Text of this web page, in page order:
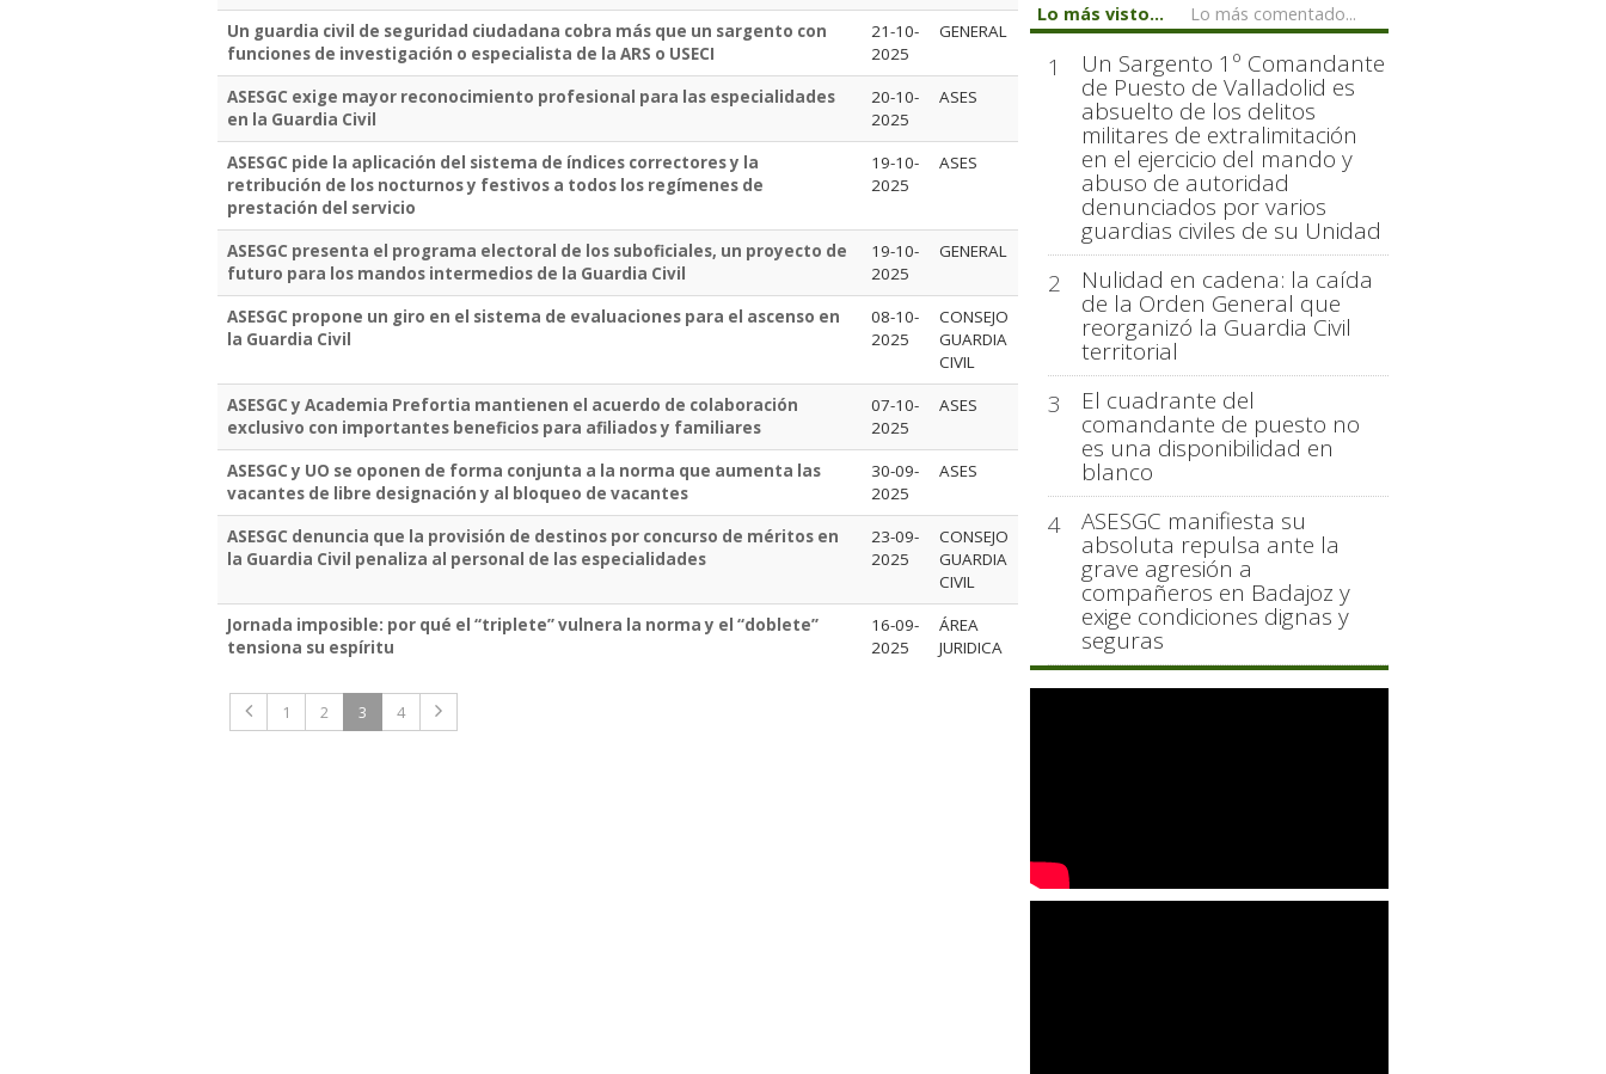
Un guardia civil de seguridad ciudadana cobra más que un sargento con
funciones de investigación o especialista de la ARS o USECI
21-10-
2025
GENERAL
ASESGC exige mayor reconocimiento profesional para las especialidades
en la Guardia Civil
20-10-
2025
ASES
ASESGC pide la aplicación del sistema de índices correctores y la
retribución de los nocturnos y festivos a todos los regímenes de
prestación del servicio
19-10-
2025
ASES
ASESGC presenta el programa electoral de los suboficiales, un proyecto de
futuro para los mandos intermedios de la Guardia Civil
19-10-
2025
GENERAL
ASESGC propone un giro en el sistema de evaluaciones para el ascenso en
la Guardia Civil
08-10-
2025
CONSEJO
GUARDIA
CIVIL
ASESGC y Academia Prefortia mantienen el acuerdo de colaboración
exclusivo con importantes beneficios para afiliados y familiares
07-10-
2025
ASES
ASESGC y UO se oponen de forma conjunta a la norma que aumenta las
vacantes de libre designación y al bloqueo de vacantes
30-09-
2025
ASES
ASESGC denuncia que la provisión de destinos por concurso de méritos en
la Guardia Civil penaliza al personal de las especialidades
23-09-
2025
CONSEJO
GUARDIA
CIVIL
Jornada imposible: por qué el “triplete” vulnera la norma y el “doblete”
tensiona su espíritu
16-09-
2025
ÁREA
JURIDICA
1 2 3 4
Lo más visto... Lo más comentado...
1 Un Sargento 1º Comandante
de Puesto de Valladolid es
absuelto de los delitos
militares de extralimitación
en el ejercicio del mando y
abuso de autoridad
denunciados por varios
guardias civiles de su Unidad
2
Nulidad en cadena: la caída
de la Orden General que
reorganizó la Guardia Civil
territorial
3
El cuadrante del
comandante de puesto no
es una disponibilidad en
blanco
4
ASESGC manifiesta su
absoluta repulsa ante la
grave agresión a
compañeros en Badajoz y
exige condiciones dignas y
seguras